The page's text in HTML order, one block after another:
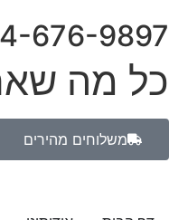
676-9897
כל מה
משלוחים מהירים